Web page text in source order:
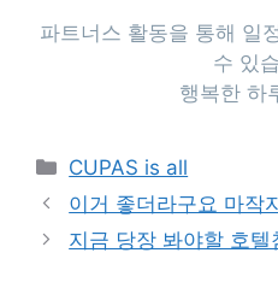
파트너스 활동을 통해 일
수 있
행복한 하
Categories
CUPAS is all
이거 좋더라구요 마작
지금 당장 봐야할 호